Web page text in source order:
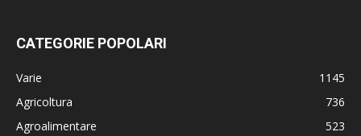
CATEGORIE POPOLARI
Varie
1145
Agricoltura
736
Agroalimentare
523